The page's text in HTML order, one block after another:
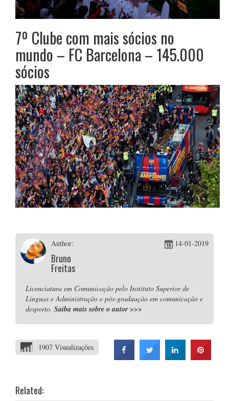
7º Clube com mais sócios no
mundo – FC Barcelona – 145.000
sócios
Author:
Bruno
Freitas
14-01-2019
Licenciatura em Comunicação pelo Instituto Superior de
Línguas e Administração e pós-graduação em comunicação e
desporto. Saiba mais sobre o autor>>>
1907 Visualizações
Related: